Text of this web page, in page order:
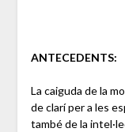
ANTECEDENTS:
La caiguda de la
de clarí per a les
també de la